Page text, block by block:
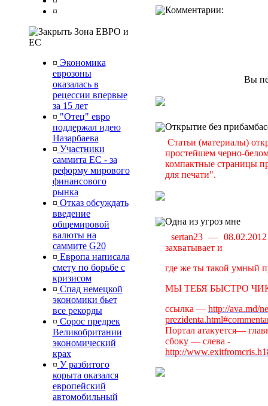
¤
Зона ЕВРО и
ЕС
¤ Экономика
еврозоны
оказалась в
рецессии впервые
за 15 лет
¤ "Отец" евро
поддержал идею
Назарбаева
¤ Участники
саммита ЕС - за
реформу мирового
финансового
рынка
¤ Отказ обсуждать
введение
общемировой
валюты на
саммите G20
¤ Европа написала
смету по борьбе с
кризисом
¤ Спад немецкой
экономики бьет
все рекорды
¤ Сорос предрек
Великобритании
экономический
крах
¤ У разбитого
корыта оказался
европейский
автомобильный
Комментарии:
Вы
Открытие без
Статьи (материалы)
простейшем черно-
компактные страницы
для печати".
Одна из угроз мне
sertan23 —
захватывает и
где же ты такой умный
МЫ ТЕБЯ БЫСТРО
ссылка — http://ava.md/
Портал атакуется—
сбоку — слева -
http://